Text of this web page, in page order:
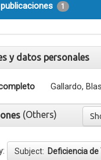
1
y datos personales
Gallardo,
(Others)
Subject: Deficiencia de